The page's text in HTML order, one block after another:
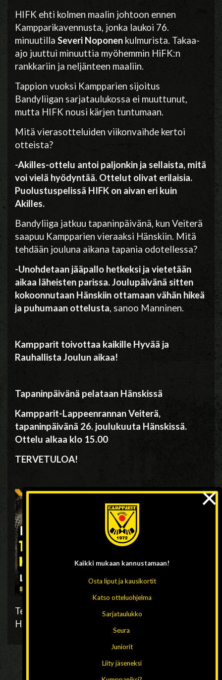
HIFK ehti kolmen maalin johtoon ennen
Kampparikavennusta, jonka laukoi 76.
minuutilla Severi Noponen kulmurista. Takaa-
ajo juuttui minuuttia myöhemmin HiFK:n
rankkariin ja neljänteen maaliin.
Tappion vuoksi Kampparien sijoitus
Bandyliigan sarjataulukossa ei muuttunut,
mutta HIFK nousi kärjen tuntumaan.
Mitä vierasotteluiden viikonvaihde kertoi
otteista?
-Akilles-ottelu antoi paljonkin ja sellaista, mitä
voi vielä hyödyntää. Ottelut olivat erilaisia.
Puolustuspelissä HIFK on aivan eri kuin
Akilles.
Bandyliiga jatkuu tapaninpäivänä, kun Veiterä
saapuu Kampparien vieraaksi Hänskiin. Mitä
tehdään jouluna aikana tapania odotellessa?
-Unohdetaan jääpallo hetkeksi ja vietetään
aikaa läheisten parissa. Joulupäivänä sitten
kokoonnutaan Hänskiin ottamaan vähän hikeä
ja puhumaan ottelusta, sanoo Manninen.
Kampparit toivottaa kaikille Hyvää ja
Rauhallista Joulun aikaa!
Tapaninpäivänä pelataan Hänskissä
Kampparit-Lappeenrannan Veiterä,
tapaninpäivänä 26. joulukuuta Hänskissä.
Ottelu alkaa klo 15.00
TERVETULOA!
Teksti: Kampparit/tiedotus, kuva: Sami
Häkkänen/arkisto
Kaikki mukaan kannustamaan!
Osta liput ja kausikortit
Katso otteluohjelma
Sarjataulukko
Seura
Juniorit
Liity jäseneksi
×